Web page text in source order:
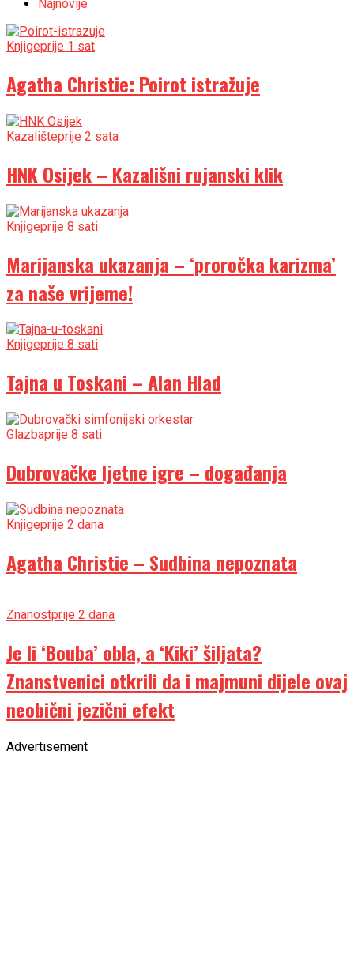
Najnovije
Knjigeprije 1 sat
Agatha Christie: Poirot istražuje
Kazališteprije 2 sata
HNK Osijek – Kazališni rujanski klik
Knjigeprije 8 sati
Marijanska ukazanja – ‘proročka karizma’
za naše vrijeme!
Knjigeprije 8 sati
Tajna u Toskani – Alan Hlad
Glazbaprije 8 sati
Dubrovačke ljetne igre – događanja
Knjigeprije 2 dana
Agatha Christie – Sudbina nepoznata
Znanostprije 2 dana
Je li ‘Bouba’ obla, a ‘Kiki’ šiljata?
Znanstvenici otkrili da i majmuni dijele ovaj
neobični jezični efekt
Advertisement